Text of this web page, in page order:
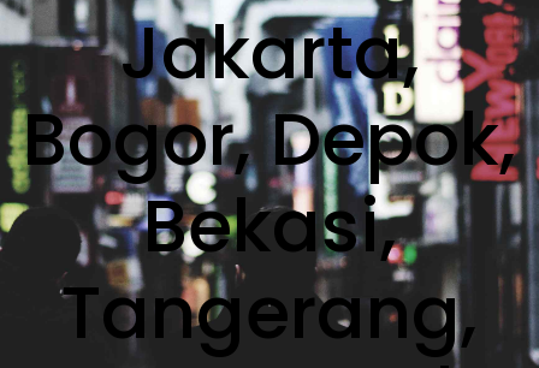
Jakarta,
Bogor, Depok,
Bekasi,
Tangerang,